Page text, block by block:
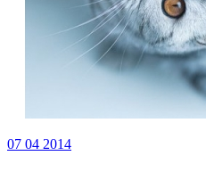
07 04 2014